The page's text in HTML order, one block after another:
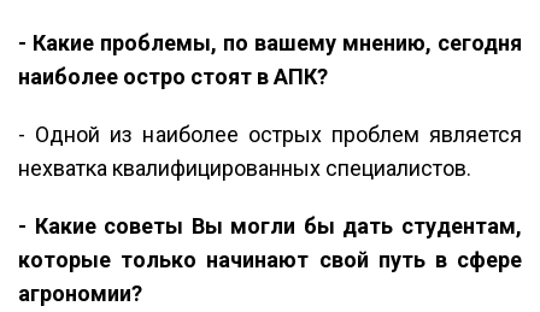
- Какие проблемы, по вашему мнению, сегодня
наиболее остро стоят в АПК?
- Одной из наиболее острых проблем является
нехватка квалифицированных специалистов.
- Какие советы Вы могли бы дать студентам,
которые только начинают свой путь в сфере
агрономии?